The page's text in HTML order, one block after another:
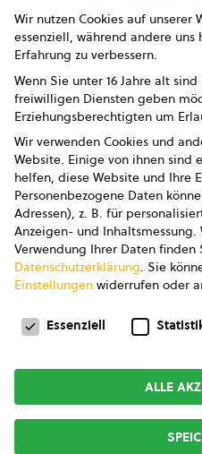
AGB
AGB
Copyright ©
Wir nutzen Cookies auf unserer
essenziell, während andere
Erfahrung zu verbessern.
Wenn Sie unter 16 Jahre alt
freiwilligen Diensten geben
Erziehungsberechtigten um
Wir verwenden Cookies und
Website. Einige von ihnen sind
helfen, diese Website und Ihre
Personenbezogene Daten
Adressen), z. B. für
Anzeigen- und Inhaltsmessung.
Verwendung Ihrer Daten finden
Datenschutzerklärung. Sie
Einstellungen widerrufen oder
Datenschutzeinstellungen
Essenziell
ALLE